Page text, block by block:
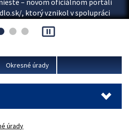
– novom oficiálnom portáli
, ktorý vznikol v spolupráci
a Ministerstva vnútra SR.
pause_presentation
Okresné úrady
úrady